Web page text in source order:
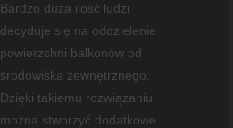
Bardzo duża ilość ludzi
decyduje się na oddzielenie
powierzchni balkonów od
środowiska zewnętrznego.
Dzięki takiemu rozwiązaniu
można stworzyć dodatkowe